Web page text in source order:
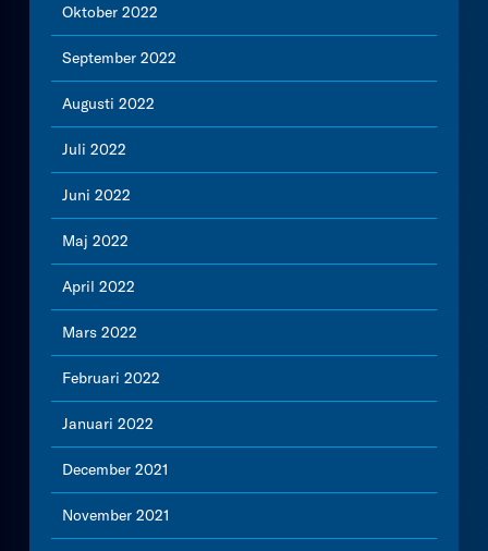
Oktober 2022
September 2022
Augusti 2022
Juli 2022
Juni 2022
Maj 2022
April 2022
Mars 2022
Februari 2022
Januari 2022
December 2021
November 2021